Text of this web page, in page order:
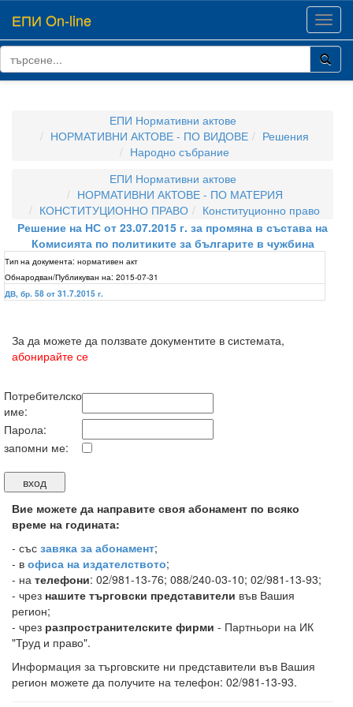
ЕПИ On-line
ЕПИ Нормативни актове
НОРМАТИВНИ АКТОВЕ - ПО ВИДОВЕ
Решения
Народно събрание
ЕПИ Нормативни актове
НОРМАТИВНИ АКТОВЕ - ПО МАТЕРИЯ
КОНСТИТУЦИОННО ПРАВО
Конституционно право
Решение на НС от 23.07.2015 г. за промяна в състава на
Комисията по политиките за българите в чужбина
Тип на документа: нормативен акт
Обнародван/Публикуван на: 2015-07-31
ДВ, бр. 58 от 31.7.2015 г.
За да можете да ползвате документите в системата,
абонирайте се
Потребителско
име:
Парола:
запомни ме:
Вие можете да направите своя абонамент по всяко
време на годината:
- със завяка за абонамент;
- в офиса на издателството;
- на телефони: 02/981-13-76; 088/240-03-10; 02/981-13-93;
- чрез нашите търговски представители във Вашия
регион;
- чрез разпространителските фирми - Партньори на ИК
"Труд и право".
Информация за търговските ни представители във Вашия
регион можете да получите на телефон: 02/981-13-93.